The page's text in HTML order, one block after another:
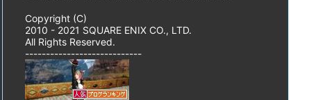
Copyright (C)
2010 - 2021 SQUARE ENIX CO., LTD.
All Rights Reserved.
----------------------------